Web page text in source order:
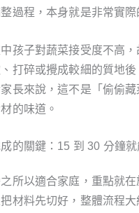
過程，本身就是非常實際
孩子對蔬菜接受度不高
打碎或攪成較細的質地
長來說，這不是「偷偷
的味道。
的關鍵：15 到 30 分鐘
所以適合家庭，重點就
材料先切好，整體流程